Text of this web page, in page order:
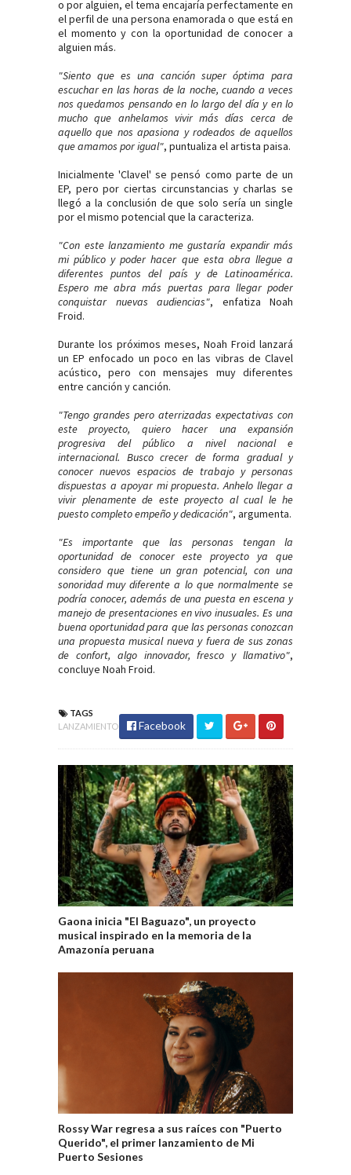
o poralguien, el tema encajaría perfectamente en
el perfil de una persona enamorada o que está en
el momento y con la oportunidad de conocer a
alguien más.
"Siento que es una canción super óptima para
escuchar en las horas de la noche, cuando a veces
nos quedamos pensando en lo largo del día y en lo
mucho que anhelamos vivir más días cerca de
aquello que nos apasiona y rodeados de aquellos
que amamos por igual", puntualiza el artista paisa.
Inicialmente 'Clavel' se pensó como parte de un
EP, pero por ciertas circunstancias y charlas se
llegó a la conclusión de que solo sería un single
por el mismo potencial que la caracteriza.
"Con este lanzamiento me gustaría expandir más
mi público y poder hacer que esta obra llegue a
diferentes puntos del país y de Latinoamérica.
Espero me abra más puertas para llegar poder
conquistar nuevas audiencias", enfatiza Noah
Froid.
Durante los próximos meses, Noah Froid lanzará
un EP enfocado un poco en las vibras de Clavel
acústico, pero con mensajes muy diferentes
entre canción y canción.
"Tengo grandes pero aterrizadas expectativas con
este proyecto, quiero hacer una expansión
progresiva del público a nivel nacional e
internacional. Busco crecer de forma gradual y
conocer nuevos espacios de trabajo y personas
dispuestas a apoyar mi propuesta. Anhelo llegar a
vivir plenamente de este proyecto al cual le he
puesto completo empeño y dedicación", argumenta.
"Es importante que las personas tengan la
oportunidad de conocer este proyecto ya que
considero que tiene un gran potencial, con una
sonoridad muy diferente a lo que normalmente se
podría conocer, además de una puesta en escena y
manejo de presentaciones en vivo inusuales. Es una
buena oportunidad para que las personas conozcan
una propuesta musical nueva y fuera de sus zonas
de confort, algo innovador, fresco y llamativo",
concluye Noah Froid.
TAGS
LANZAMIENTO
Facebook
Gaona inicia "El Baguazo", un proyecto
musical inspirado en la memoria de la
Amazonía peruana
Rossy War regresa a sus raíces con "Puerto
Querido", el primer lanzamiento de Mi
Puerto Sesiones